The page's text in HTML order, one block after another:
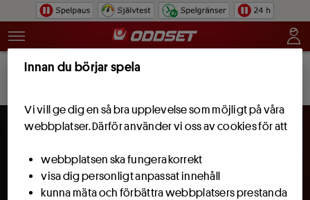
Hoppa till innehåll
Bli kund och få 100 kr att spela för.
Innan du börjar spela
Vi vill ge dig en så bra upplevelse som möjligt på våra
webbplatser. Därför använder vi oss av cookies för att
webbplatsen ska fungera korrekt
visa dig personligt anpassat innehåll
kunna mäta och förbättra webbplatsers prestanda